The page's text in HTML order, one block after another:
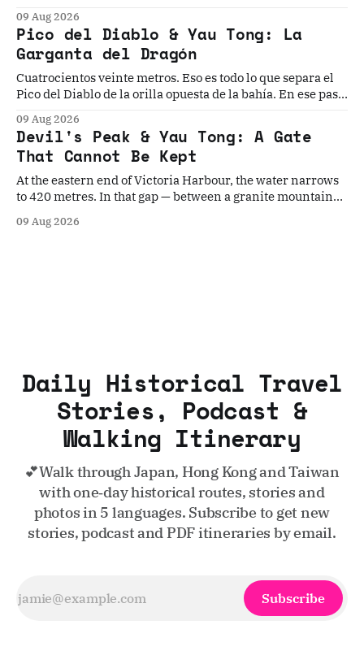
cru pouvoir s'établir durablement. Aucune n'y est
parvenue.
09 Aug 2026
Pico del Diablo & Yau Tong: La
Garganta del Dragón
Cuatrocientos veinte metros. Eso es todo lo que separa el
Pico del Diablo de la orilla opuesta de la bahía. En ese paso
dinastía, el Imperio Británico instaló el último torpedo
guiado del mundo...
09 Aug 2026
Devil's Peak & Yau Tong: A Gate
That Cannot Be Kept
At the eastern end of Victoria Harbour, the water narrows
to 420 metres. In that gap — between a granite mountain
contain the world's last Brennan torpedo
09 Aug 2026
Daily Historical Travel
Stories, Podcast &
Walking Itinerary
💕Walk through Japan, Hong Kong and Taiwan
with one‑day historical routes, stories and
photos in 5 languages. Subscribe to get new
stories, podcast and PDF itineraries by email.
Subscribe